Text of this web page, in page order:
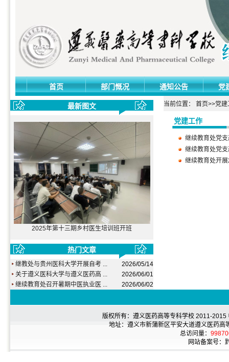
首页 部门慨况 通知公告 党
最新图文
2025年第十三期乡村医生培训班开班
热门文章
继教处与贵州医科大学开展自考 ...
2026/05/14
关于遵义医科大学与遵义医药高 ...
2026/06/01
继续教育处召开暑期中医执业医 ...
2026/06/02
当前位置： 首页>>党建
党建工作
继续教育处党
继续教育处党
继续教育处开
版权所有：遵义医药高等专科学校 2011-
地址：遵义市新蒲新区平安大道遵义医药
总访问量：
网站备案号：